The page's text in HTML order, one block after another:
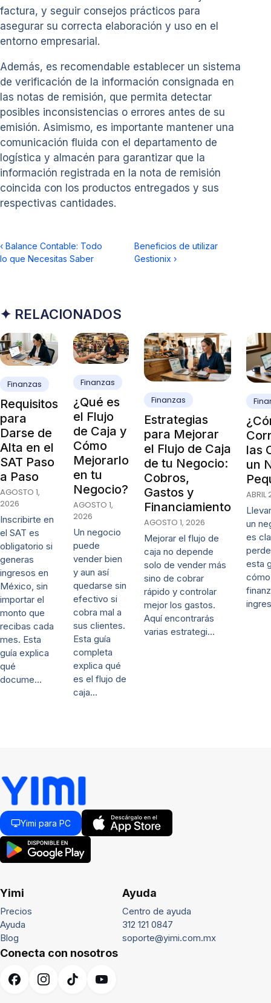
factura, y seguir consejos prácticos para
asegurar su correcta elaboración y uso en el
entorno empresarial.
Además, es recomendable establecer un sistema
de verificación de la información consignada en
las notas de remisión, que permita detectar
posibles inconsistencias o errores antes de su
emisión. Asimismo, es importante mantener una
comunicación fluida con el departamento de
logística y almacén para garantizar que la
información registrada en la nota de remisión
coincida con los productos entregados y sus
respectivas cantidades.
‹ Balance Contable: Todo
lo que Necesitas Saber
Beneficios de utilizar
Gestionix ›
✦ RELACIONADOS
Finanzas
Requisitos
para
Darse de
Alta en el
SAT Paso
a Paso
AGOSTO 1,
2026
Inscribirte en
el SAT es
obligatorio si
generas
ingresos en
México, sin
importar el
monto que
recibas cada
mes. Esta
guía explica
qué
docume…
Finanzas
¿Qué es
el Flujo
de Caja y
Cómo
Mejorarlo
en tu
Negocio?
AGOSTO 1,
2026
Un negocio
puede
vender bien
y aun así
quedarse sin
efectivo si
cobra mal a
sus clientes.
Esta guía
completa
explica qué
es el flujo de
caja…
Finanzas
Estrategias
para Mejorar
el Flujo de Caja
de tu Negocio:
Cobros,
Gastos y
Financiamiento
AGOSTO 1, 2026
Mejorar el flujo de
caja no depende
solo de vender más
sino de cobrar
rápido y controlar
mejor los gastos.
Aquí encontrarás
varias estrategi…
las
un
ABRIL
un
es
esta
Yimi para PC
Yimi
Precios
Ayuda
Blog
Ayuda
Centro de ayuda
312 121 0847
soporte@yimi.com.mx
Conecta con nosotros